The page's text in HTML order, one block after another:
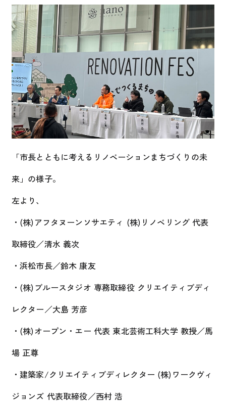
「市長とともに考えるリノベーションまちづくりの未
来」の様子。
左より、
・(株)アフタヌーンソサエティ (株)リノベリング 代表
取締役／清水 義次
・浜松市長／鈴木 康友
・(株)ブルースタジオ 専務取締役 クリエイティブディ
レクター／大島 芳彦
・(株)オープン・エー 代表 東北芸術工科大学 教授／馬
場 正尊
・建築家/クリエイティブディレクター (株)ワークヴィ
ジョンズ 代表取締役／西村 浩